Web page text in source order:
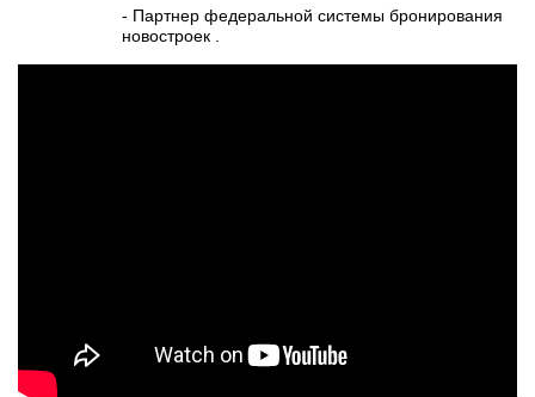
- Партнер федеральной системы бронирования
новостроек .